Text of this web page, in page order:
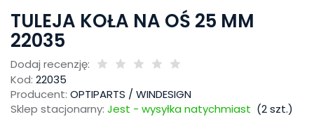
TULEJA KOŁA NA OŚ 25 MM
22035
Dodaj recenzję:
Kod: 22035
Producent: OPTIPARTS / WINDESIGN
Sklep stacjonarny: Jest - wysyłka natychmiast (2szt.)